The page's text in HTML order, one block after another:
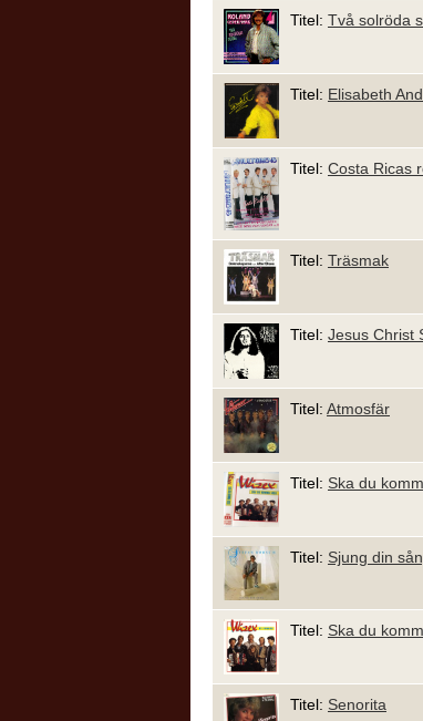
Titel: Två solröda
Titel: Elisabeth
Titel: Costa Ricas
Titel: Träsmak
Titel: Jesus Christ
Titel: Atmosfär
Titel: Ska du
Titel: Sjung din
Titel: Ska du
Titel: Senorita